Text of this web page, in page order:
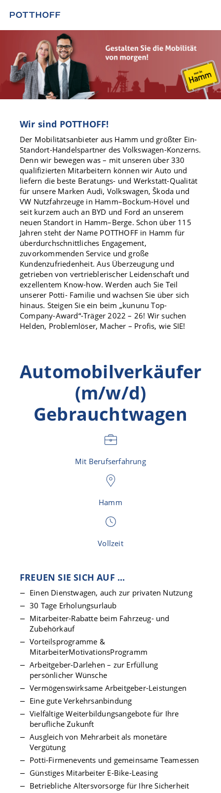
Wir sind POTTHOFF!
Der Mobilitätsanbieter aus Hamm und größter Ein-
Standort-Handelspartner des Volkswagen-Konzerns.
Denn wir bewegen was – mit unseren über 330
qualifizierten Mitarbeitern können wir Auto und
liefern die beste Beratungs- und Werkstatt-Qualität
für unsere Marken Audi, Volkswagen, Škoda und
VW Nutzfahrzeuge in Hamm–Bockum-Hövel und
seit kurzem auch an BYD und Ford an unserem
neuen Standort in Hamm–Berge. Schon über 115
Jahren steht der Name POTTHOFF in Hamm für
überdurchschnittliches Engagement,
zuvorkommenden Service und große
Kundenzufriedenheit. Aus Überzeugung und
getrieben von vertrieblerischer Leidenschaft und
exzellentem Know-how. Werden auch Sie Teil
unserer Potti- Familie und wachsen Sie über sich
hinaus. Steigen Sie ein beim „kununu Top-
Company-Award“-Träger 2022 – 26! Wir suchen
Helden, Problemlöser, Macher – Profis, wie SIE!
Automobilverkäufer
(m/w/d)
Gebrauchtwagen
Mit Berufserfahrung
Hamm
Vollzeit
FREUEN SIE SICH AUF ...
Einen Dienstwagen, auch zur privaten Nutzung
30 Tage Erholungsurlaub
Mitarbeiter-Rabatte beim Fahrzeug- und
Zubehörkauf
Vorteilsprogramme &
MitarbeiterMotivationsProgramm
Arbeitgeber-Darlehen – zur Erfüllung
persönlicher Wünsche
Vermögenswirksame Arbeitgeber-Leistungen
Eine gute Verkehrsanbindung
Vielfältige Weiterbildungsangebote für Ihre
berufliche Zukunft
Ausgleich von Mehrarbeit als monetäre
Vergütung
Potti-Firmenevents und gemeinsame Teamessen
Günstiges Mitarbeiter E-Bike-Leasing
Betriebliche Altersvorsorge für Ihre Sicherheit